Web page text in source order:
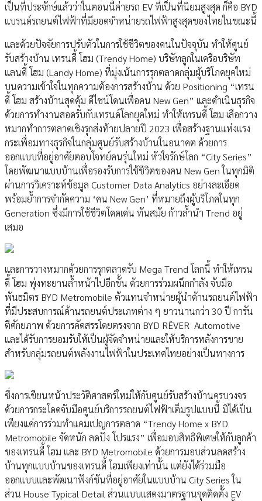
เป็นที่ประจักษ์แล้วว่าในตอนนี้ค่ายรถ EV ที่เป็นที่นิยมสูงสุด ก็คือ BYD
แบรนด์รถยนต์ไฟฟ้าที่มียอดจำหน่ายรถไฟฟ้าสูงสุดของไทยในขณะนี้
และด้วยปัจจัยการปรับตัวในการใช้ชีวิตของคนในปัจจุบัน ทำให้ศูนย์
รับสร้างบ้าน เทรนดี้ โฮม (Trendy Home) บริษัทลูกในเครือบริษัท
แลนดี้ โฮม (Landy Home) ที่มุ่งเน้นการรุกตลาดกลุ่มผู้บริโภคยุคใหม่
บนความเข้าใจในทุกความต้องการสร้างบ้าน ด้วย Positioning “เทรน
ดี้ โฮม สร้างบ้านสุดคุ้ม ดีไซน์โดนเพื่อคน New Gen” และดำเนินธุรกิจ
ด้วยการทำงานสอดรับกับเทรนด์โลกยุคใหม่ ทำให้เทรนดี้ โฮม เลือกวาง
หมากทำการตลาดเชิงรุกส่งท้ายปลายปี 2023 เพื่อสร้างฐานแห่งแรง
กระเพื่อมทางธุรกิจในกลุ่มศูนย์รับสร้างบ้านในอนาคต ด้วยการ
ออกแบบที่อยู่อาศัยตอบโจทย์คนรุ่นใหม่ หัวใจรักษ์โลก “City Series”
โดยพัฒนาแบบบ้านเพื่อรองรับการใช้ชีวิตของคน New Gen ในทุกมิติ
ผ่านการวิเคราะห์ข้อมูล Customer Data Analytics อย่างละเอียด
พร้อมย้ำการจำกัดความ ‘คน New Gen’ ที่หมายถึงผู้บริโภคในทุก
Generation ซึ่งมีการใช้ชีวิตโดดเด่น ทันสมัย ก้าวล้ำนำ Trend อยู่
เสมอ
และการวางหมากด้วยการรุกตลาดรับ Mega Trend โลกนี้ ทำให้เทรน
ดี้ โฮม พุ่งทะยานล้ำหน้าไปอีกขั้น ด้วยการร่วมผนึกกำลัง จับมือ
พันธมิตร BYD Metromobile ตัวแทนจำหน่ายผู้นำด้านรถยนต์ไฟฟ้า
ที่มีประสบการณ์ด้านรถยนต์ประเภทต่าง ๆ ยาวนานกว่า 30 ปี การัน
ตีศักยภาพ ด้วยการคัดสรรโดยตรงจาก BYD RÊVER Automotive
และได้รับการยอมรับให้เป็นผู้จัดจำหน่ายและให้บริการหลังการขาย
สำหรับกลุ่มรถยนต์พลังงานไฟฟ้าในประเทศไทยอย่างเป็นทางการ
ซึ่งการเขียนหน้าประวัติศาสตร์ใหม่ให้กับศูนย์รับสร้างบ้านครบวงจร
ด้วยการกระโดดจับมือศูนย์บริการรถยนต์ไฟฟ้าเต็มรูปแบบนี้ มิได้เป็น
เพียงแค่การร่วมทำแคมเปญการตลาด “Trendy Home x BYD
Metromobile จัดหนัก ลดปัง โปรแรง” เพื่อมอบสิทธิพิเศษให้กับลูกค้า
ของเทรนดี้ โฮม และ BYD Metromobile ด้วยการมอบส่วนลดสร้าง
บ้านทุกแบบบ้านของเทรนดี้ โฮมเพียงเท่านั้น แต่ยังได้ร่วมมือ
ออกแบบและพัฒนาฟังก์ชันที่อยู่อาศัยในแบบบ้าน City Series ใน
ส่วน House Typical Detail ส่วนแบบแสดงมาตรฐานจุดติดตั้ง EV